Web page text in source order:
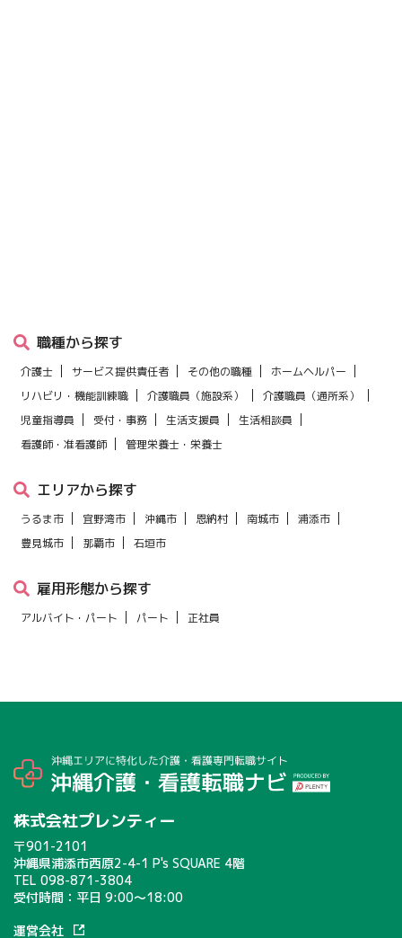
職種から探す
介護士 サービス提供責任者 その他の職種
ホームヘルパー
リハビリ・機能訓練職
介護職員（施設系）
介護職員（通所系）
児童指導員
受付・事務 生活支援員
生活相談員
看護師・准看護師
管理栄養士・栄養士
エリアから探す
うるま市 宜野湾市 沖縄市 恩納村 南城市
浦添市
豊見城市
那覇市 石垣市
雇用形態から探す
アルバイト・パート パート 正社員
株式会社プレンティー
〒901-2101
沖縄県浦添市西原2-4-1 P's SQUARE 4階
TEL 098-871-3804
受付時間：平日 9:00〜18:00
運営会社